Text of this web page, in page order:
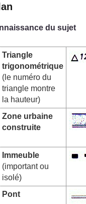
du sujet
Triangle
trigonométrique
(le numéro du
triangle montre
la hauteur)
Zone urbaine
construite
Immeuble
(important ou
isolé)
Pont